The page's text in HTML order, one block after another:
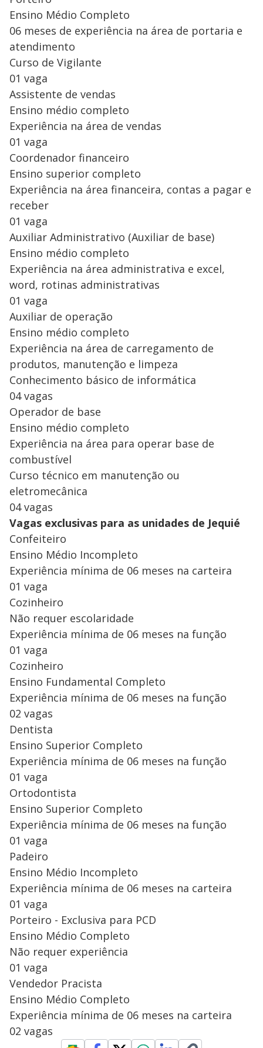
Ensino Médio Completo
06 meses de experiência na área de portaria e
atendimento
Curso de Vigilante
01 vaga
Assistente de vendas
Ensino médio completo
Experiência na área de vendas
01 vaga
Coordenador financeiro
Ensino superior completo
Experiência na área financeira, contas a pagar e
receber
01 vaga
Auxiliar Administrativo (Auxiliar de base)
Ensino médio completo
Experiência na área administrativa e excel,
word, rotinas administrativas
01 vaga
Auxiliar de operação
Ensino médio completo
Experiência na área de carregamento de
produtos, manutenção e limpeza
Conhecimento básico de informática
04 vagas
Operador de base
Ensino médio completo
Experiência na área para operar base de
combustível
Curso técnico em manutenção ou
eletromecânica
04 vagas
Vagas exclusivas para as unidades de Jequié
Confeiteiro
Ensino Médio Incompleto
Experiência mínima de 06 meses na carteira
01 vaga
Cozinheiro
Não requer escolaridade
Experiência mínima de 06 meses na função
01 vaga
Cozinheiro
Ensino Fundamental Completo
Experiência mínima de 06 meses na função
02 vagas
Dentista
Ensino Superior Completo
Experiência mínima de 06 meses na função
01 vaga
Ortodontista
Ensino Superior Completo
Experiência mínima de 06 meses na função
01 vaga
Padeiro
Ensino Médio Incompleto
Experiência mínima de 06 meses na carteira
01 vaga
Porteiro - Exclusiva para PCD
Ensino Médio Completo
Não requer experiência
01 vaga
Vendedor Pracista
Ensino Médio Completo
Experiência mínima de 06 meses na carteira
02 vagas